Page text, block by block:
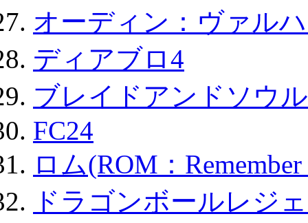
オーディン：ヴァル
ディアブロ4
ブレイドアンドソウ
FC24
ロム(ROM：
ドラゴンボールレジ